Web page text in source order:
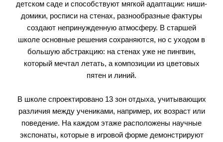
детском саде и способствуют мягкой адаптации: ниши-
домики, росписи на стенах, разнообразные фактуры
создают непринужденную атмосферу. В старшей
школе основные решения сохраняются, но с уходом в
большую абстракцию: на стенах уже не пингвин,
который мечтал летать, а композиции из цветовых
пятен и линий.
В школе спроектировано 13 зон отдыха, учитывающих
различия между учениками, например, их возраст или
поведение. На каждом этаже расположены научные
экспонаты, которые в игровой форме демонстрируют